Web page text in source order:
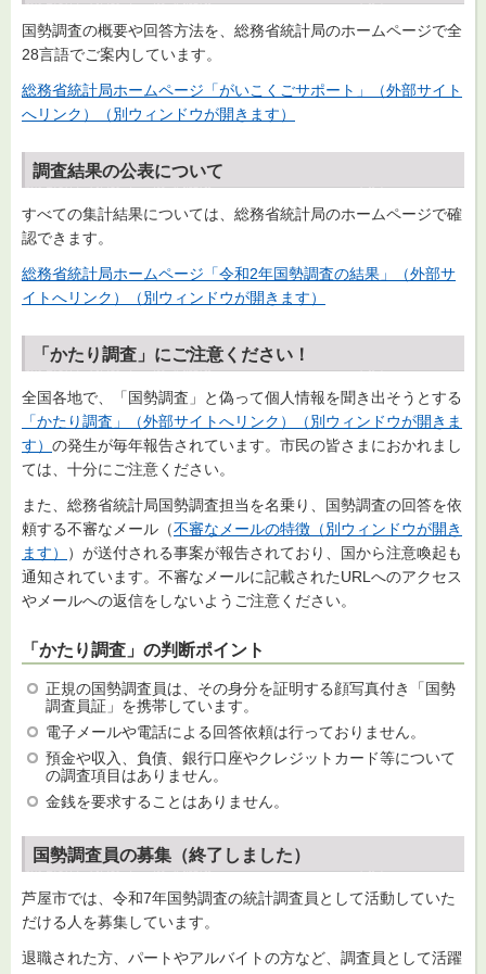
国勢調査の概要や回答方法を、総務省統計局のホームページで全
28言語でご案内しています。
総務省統計局ホームページ「がいこくごサポート」（外部サイト
へリンク）（別ウィンドウが開きます）
調査結果の公表について
すべての集計結果については、総務省統計局のホームページで確
認できます。
総務省統計局ホームページ「令和2年国勢調査の結果」（外部サ
イトへリンク）（別ウィンドウが開きます）
「かたり調査」にご注意ください！
全国各地で、「国勢調査」と偽って個人情報を聞き出そうとする
「かたり調査」（外部サイトへリンク）（別ウィンドウが開きま
す） の発生が毎年報告されています。市民の皆さまにおかれまし
ては、十分にご注意ください。
また、総務省統計局国勢調査担当を名乗り、国勢調査の回答を依
頼する不審なメール（不審なメールの特徴（別ウィンドウが開き
ます）
）が送付される事案が報告されており、国から注意喚起も
通知されています。不審なメールに記載されたURLへのアクセス
やメールへの返信をしないようご注意ください。
「かたり調査」の判断ポイント
正規の国勢調査員は、その身分を証明する顔写真付き「国勢
調査員証」を携帯しています。
電子メールや電話による回答依頼は行っておりません。
預金や収入、負債、銀行口座やクレジットカード等について
の調査項目はありません。
金銭を要求することはありません。
国勢調査員の募集（終了しました）
芦屋市では、令和7年国勢調査の統計調査員として活動していた
だける人を募集しています。
退職された方、パートやアルバイトの方など、調査員として活躍